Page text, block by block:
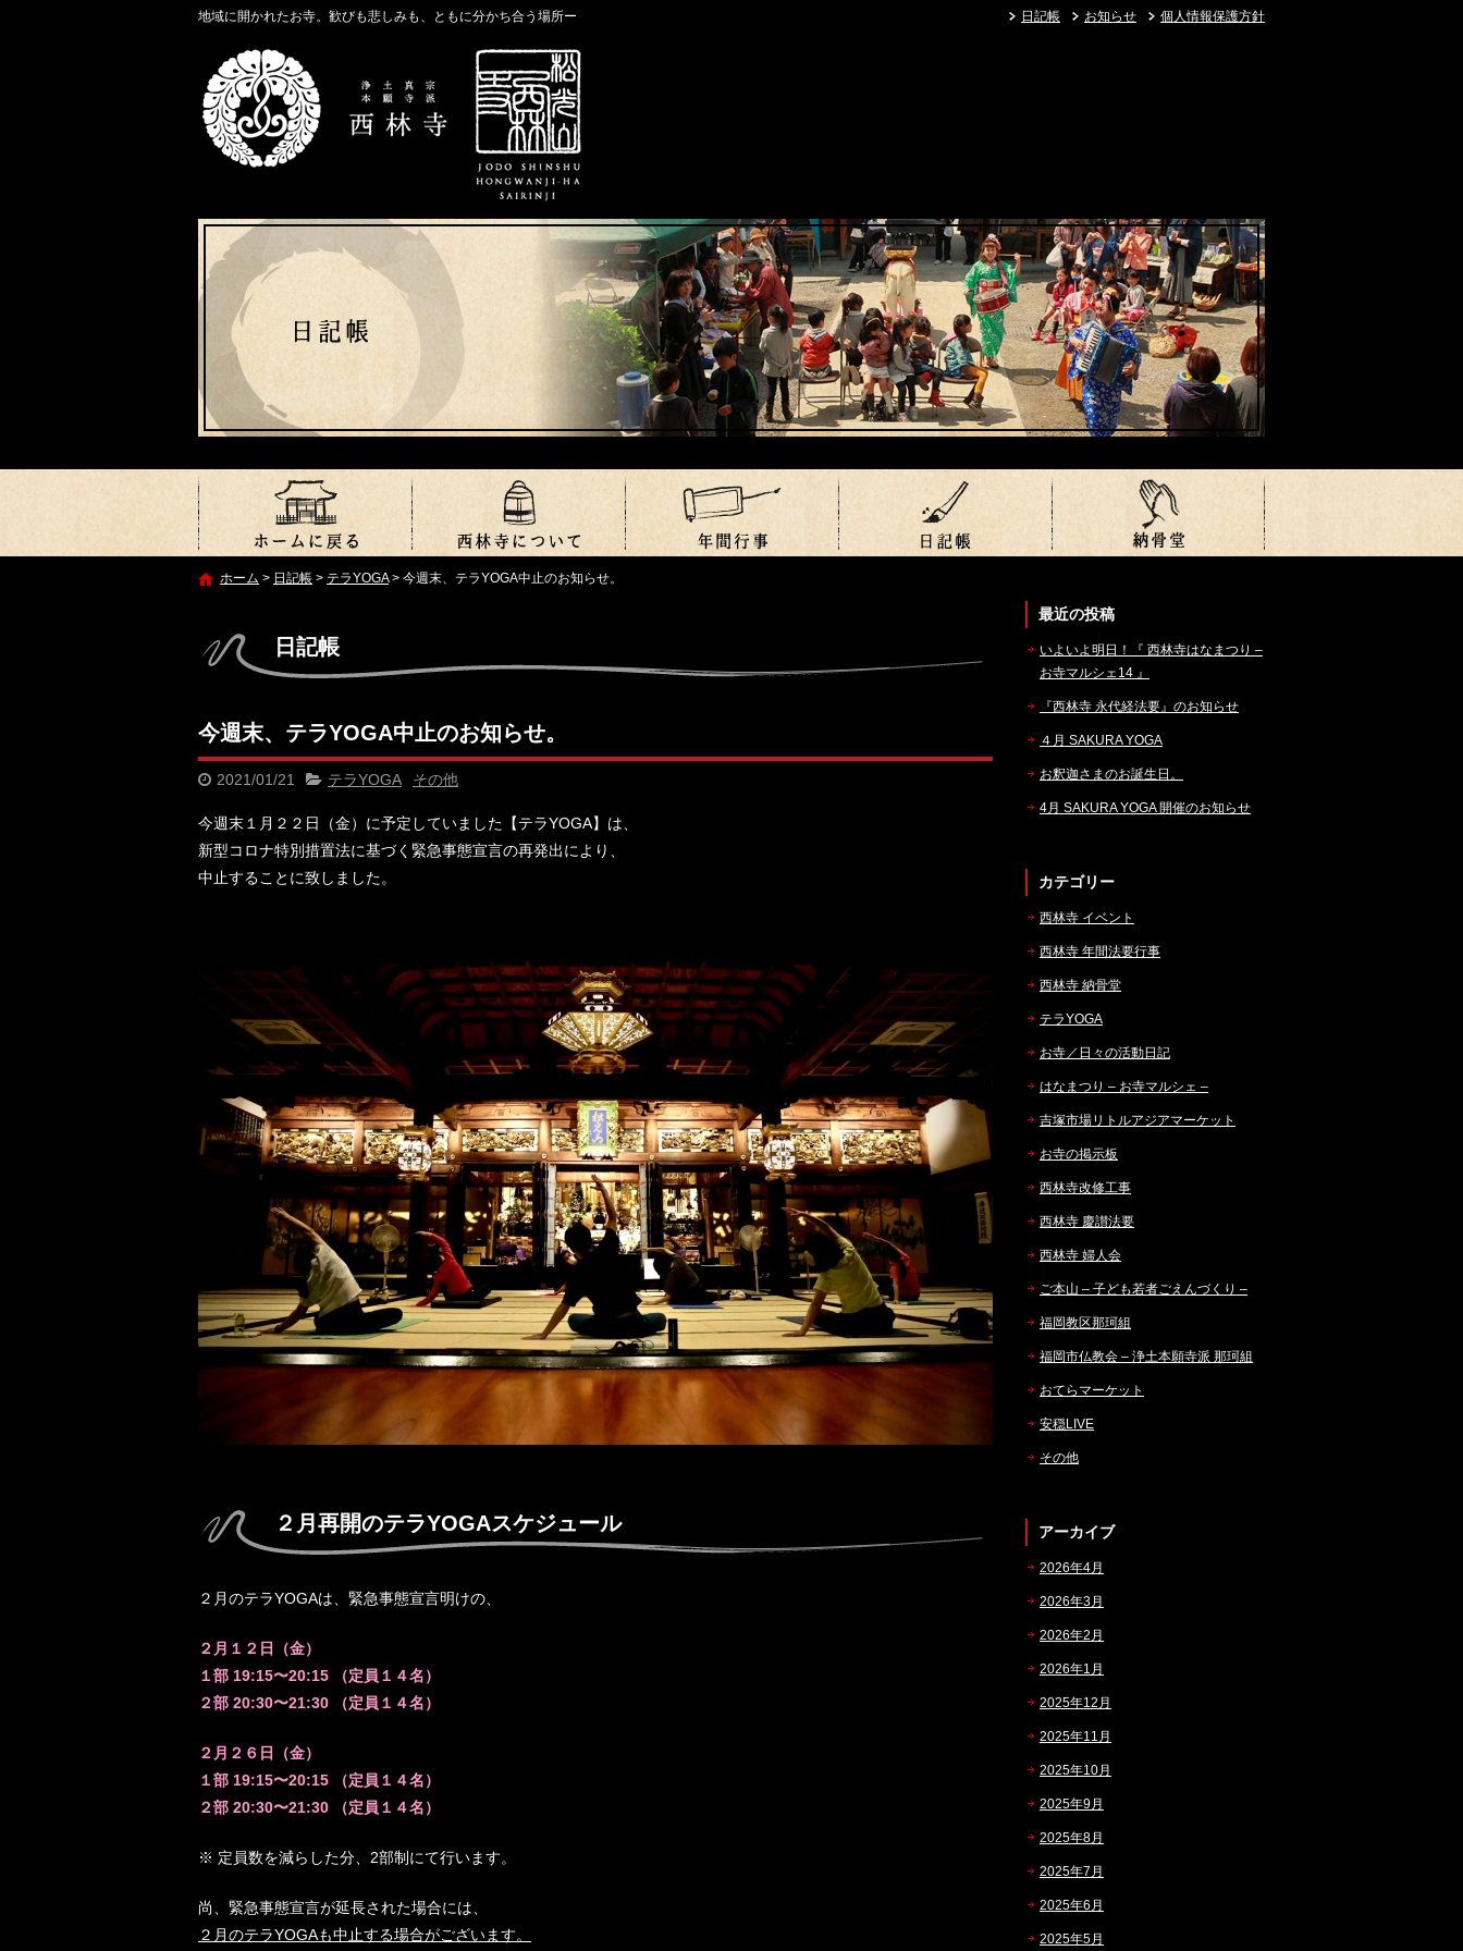
地域に開かれたお寺。歓びも悲しみも、ともに分かち合う場所ー 日記帳 お知らせ 個人情報保護方針
ホーム > 日記帳 > テラYOGA> 今週末、テラYOGA中止のお知らせ。
日記帳
今週末、テラYOGA中止のお知らせ。
2021/01/21 テラYOGA その他
今週末１月２２日（金）に予定していました【テラYOGA】は、
新型コロナ特別措置法に基づく緊急事態宣言の再発出により、
中止することに致しました。
２月再開のテラYOGAスケジュール
２月のテラYOGAは、緊急事態宣言明けの、
２月１２日（金）
１部 19:15〜20:15 （定員１４名）
２部 20:30〜21:30 （定員１４名）
２月２６日（金）
１部 19:15〜20:15 （定員１４名）
２部 20:30〜21:30 （定員１４名）
※ 定員数を減らした分、2部制にて行います。
尚、緊急事態宣言が延長された場合には、
２月のテラYOGAも中止する場合がございます。
最近の投稿
いよいよ明日！『 西林寺はなまつり –
お寺マルシェ14 』
『西林寺 永代経法要』のお知らせ
４月 SAKURA YOGA
お釈迦さまのお誕生日。
4月 SAKURA YOGA 開催のお知らせ
カテゴリー
西林寺 イベント
西林寺 年間法要行事
西林寺 納骨堂
テラYOGA
お寺／日々の活動日記
はなまつり – お寺マルシェ –
吉塚市場リトルアジアマーケット
お寺の掲示板
西林寺改修工事
西林寺 慶讃法要
西林寺 婦人会
ご本山 – 子ども若者ごえんづくり –
福岡教区那珂組
福岡市仏教会 – 浄土本願寺派 那珂組
おてらマーケット
安穏LIVE
その他
アーカイブ
2026年4月
2026年3月
2026年2月
2026年1月
2025年12月
2025年11月
2025年10月
2025年9月
2025年8月
2025年7月
2025年6月
2025年5月